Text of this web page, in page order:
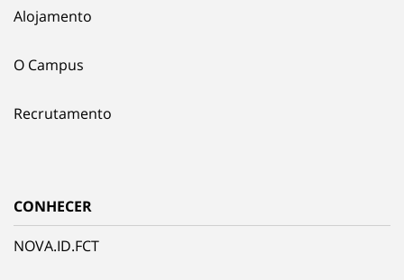
Alojamento
O Campus
Recrutamento
CONHECER
NOVA.ID.FCT